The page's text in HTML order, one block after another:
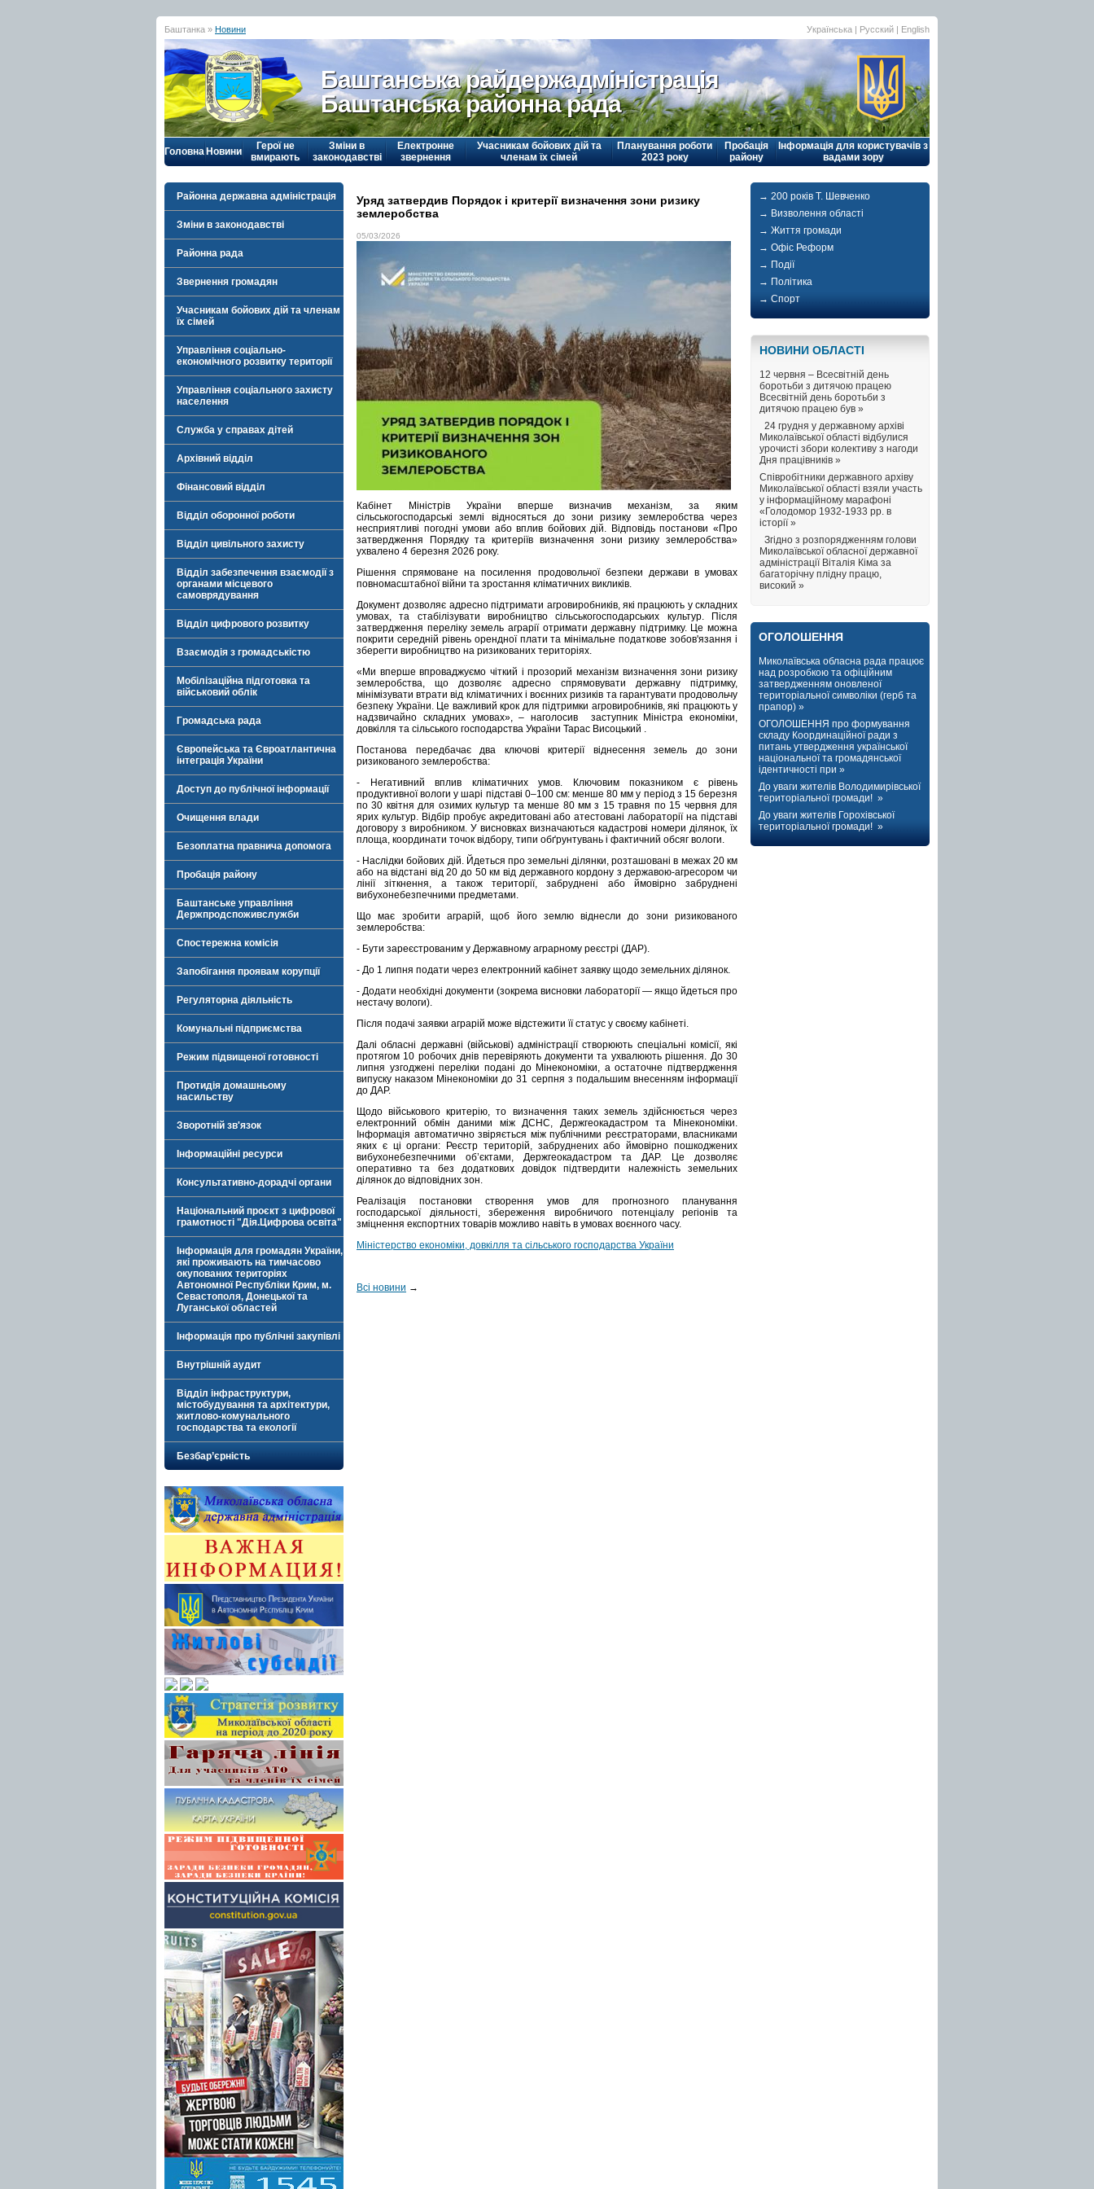
Баштанка » Новини Українська | Русский | English
Баштанська райдержадміністрація
Баштанська районна рада
Головна Новини
Герої не
вмирають
Зміни в
законодавстві
Електронне
звернення
Учасникам бойових дій та
членам їх сімей
Планування роботи
2023 року
Пробація
району
Інформація для користувачів з
вадами зору
Районна державна адміністрація
Зміни в законодавстві
Районна рада
Звернення громадян
Учасникам бойових дій та членам
їх сімей
Управління соціально-
економічного розвитку території
Управління соціального захисту
населення
Служба у справах дітей
Архівний відділ
Фінансовий відділ
Відділ оборонної роботи
Відділ цивільного захисту
Відділ забезпечення взаємодії з
органами місцевого
самоврядування
Відділ цифрового розвитку
Взаємодія з громадськістю
Мобілізаційна підготовка та
військовий облік
Громадська рада
Європейська та Євроатлантична
інтеграція України
Доступ до публічної інформації
Очищення влади
Безоплатна правнича допомога
Пробація району
Баштанське управління
Держпродспоживслужби
Спостережна комісія
Запобігання проявам корупції
Регуляторна діяльність
Комунальні підприємства
Режим підвищеної готовності
Протидія домашньому
насильству
Зворотній зв'язок
Інформаційні ресурси
Консультативно-дорадчі органи
Національний проєкт з цифрової
грамотності "Дія.Цифрова освіта"
Інформація для громадян України,
які проживають на тимчасово
окупованих територіях
Автономної Республіки Крим, м.
Севастополя, Донецької та
Луганської областей
Інформація про публічні закупівлі
Внутрішній аудит
Відділ інфраструктури,
містобудування та архітектури,
житлово-комунального
господарства та екології
Безбар’єрність
Уряд затвердив Порядок і критерії визначення зони ризику
землеробства
05/03/2026
Кабінет Міністрів України вперше визначив механізм, за яким
сільськогосподарські землі відносяться до зони ризику землеробства через
несприятливі погодні умови або вплив бойових дій. Відповідь постанови «Про
затвердження Порядку та критеріїв визначення зони ризику землеробства»
ухвалено 4 березня 2026 року.
Рішення спрямоване на посилення продовольчої безпеки держави в умовах
повномасштабної війни та зростання кліматичних викликів.
Документ дозволяє адресно підтримати агровиробників, які працюють у складних
умовах, та стабілізувати виробництво сільськогосподарських культур. Після
затвердження переліку земель аграрії отримати державну підтримку. Це можна
покрити середній рівень орендної плати та мінімальне податкове зобов'язання і
зберегти виробництво на ризикованих територіях.
«Ми вперше впроваджуємо чіткий і прозорий механізм визначення зони ризику
землеробства, що дозволяє адресно спрямовувати державну підтримку,
мінімізувати втрати від кліматичних і воєнних ризиків та гарантувати продовольчу
безпеку України. Це важливий крок для підтримки агровиробників, які працюють у
надзвичайно складних умовах», – наголосив заступник Міністра економіки,
довкілля та сільського господарства України Тарас Висоцький .
Постанова передбачає два ключові критерії віднесення земель до зони
ризикованого землеробства:
- Негативний вплив кліматичних умов. Ключовим показником є ​​рівень
продуктивної вологи у шарі підставі 0–100 см: менше 80 мм у період з 15 березня
по 30 квітня для озимих культур та менше 80 мм з 15 травня по 15 червня для
ярих культур. Відбір пробує акредитовані або атестовані лабораторії на підставі
договору з виробником. У висновках визначаються кадастрові номери ділянок, їх
площа, координати точок відбору, типи обґрунтувань і фактичний обсяг вологи.
- Наслідки бойових дій. Йдеться про земельні ділянки, розташовані в межах 20 км
або на відстані від 20 до 50 км від державного кордону з державою-агресором чи
лінії зіткнення, а також території, забруднені або ймовірно забруднені
вибухонебезпечними предметами.
Що має зробити аграрій, щоб його землю віднесли до зони ризикованого
землеробства:
- Бути зареєстрованим у Державному аграрному реєстрі (ДАР).
- До 1 липня подати через електронний кабінет заявку щодо земельних ділянок.
- Додати необхідні документи (зокрема висновки лабораторії — якщо йдеться про
нестачу вологи).
Після подачі заявки аграрій може відстежити її статус у своєму кабінеті.
Далі обласні державні (військові) адміністрації створюють спеціальні комісії, які
протягом 10 робочих днів перевіряють документи та ухвалюють рішення. До 30
липня узгоджені переліки подані до Мінекономіки, а остаточне підтвердження
випуску наказом Мінекономіки до 31 серпня з подальшим внесенням інформації
до ДАР.
Щодо військового критерію, то визначення таких земель здійснюється через
електронний обмін даними між ДСНС, Держгеокадастром та Мінекономіки.
Інформація автоматично звіряється між публічними реєстраторами, власниками
яких є ці органи: Реєстр територій, забруднених або ймовірно пошкоджених
вибухонебезпечними об’єктами, Держгеокадастром та ДАР. Це дозволяє
оперативно та без додаткових довідок підтвердити належність земельних
ділянок до відповідних зон.
Реалізація постановки створення умов для прогнозного планування
господарської діяльності, збереження виробничого потенціалу регіонів та
зміцнення експортних товарів можливо навіть в умовах воєнного часу.
Міністерство економіки, довкілля та сільського господарства України
Всі новини →
→ 200 років Т. Шевченко
→ Визволення області
→ Життя громади
→ Офіс Реформ
→ Події
→ Політика
→ Спорт
НОВИНИ ОБЛАСТI
12 червня – Всесвітній день
боротьби з дитячою працею
Всесвітній день боротьби з
дитячою працею був »
24 грудня у державному архіві
Миколаївської області відбулися
урочисті збори колективу з нагоди
Дня працівників »
Співробітники державного архіву
Миколаївської області взяли участь
у інформаційному марафоні
«Голодомор 1932-1933 рр. в
історії »
Згідно з розпорядженням голови
Миколаївської обласної державної
адміністрації Віталія Кіма за
багаторічну плідну працю,
високий »
ОГОЛОШЕННЯ
Миколаївська обласна рада працює
над розробкою та офіційним
затвердженням оновленої
територіальної символіки (герб та
прапор) »
ОГОЛОШЕННЯ про формування
складу Координаційної ради з
питань утвердження української
національної та громадянської
ідентичності при »
До уваги жителів Володимирівської
територіальної громади! »
До уваги жителів Горохівської
територіальної громади! »